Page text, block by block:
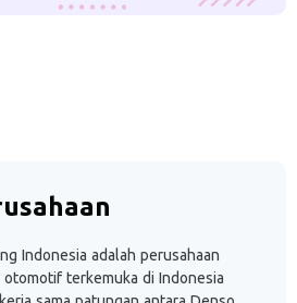
Indonesia adalah perusahaan
terkemuka di Indonesia